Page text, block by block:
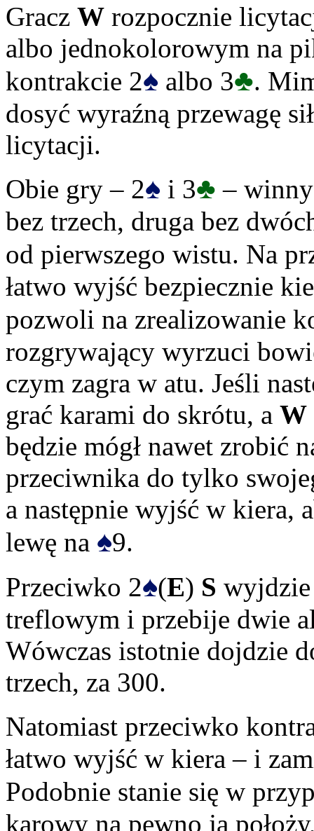
Gracz W rozpocznie
albo jednokolorowym na
kontrakcie 2♠ albo 3♣.
dosyć wyraźną przewagę
licytacji.
Obie gry – 2♠ i 3♣ – winny
bez trzech, druga bez
od pierwszego wistu. Na
łatwo wyjść bezpiecznie
pozwoli na zrealizowanie
rozgrywający wyrzuci
czym zagra w atu. Jeśli
grać karami do skrótu, a W
będzie mógł nawet zrobić
przeciwnika do tylko
a następnie wyjść w kiera,
lewę na ♠9.
Przeciwko 2♠(E) S
treflowym i przebije dwie
Wówczas istotnie dojdzie
trzech, za 300.
Natomiast przeciwko
łatwo wyjść w kiera – i
Podobnie stanie się w
karowy na pewno ją